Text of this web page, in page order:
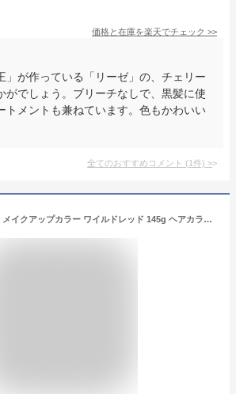
価格と在庫を楽天でチェック >>
」が作っている「リーゼ」の、チェリー
がでしょう。ブリーチなしで、黒髪に使
トメントも兼ねています。色もかわいい
全てのおすすめコメント (1件) >
ビューティーン メイクアップカラー ワイルドレッド 145g ヘアカラー剤